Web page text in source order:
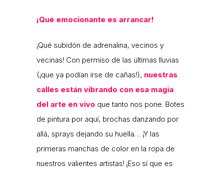
¡Qué emocionante es arrancar!
¡Qué subidón de adrenalina, vecinos y
vecinas! Con permiso de las últimas lluvias
(¡que ya podían irse de cañas!), nuestras
calles están vibrando con esa magia
del arte en vivo que tanto nos pone. Botes
de pintura por aquí, brochas danzando por
allá, sprays dejando su huella… ¡Y las
primeras manchas de color en la ropa de
nuestros valientes artistas! ¡Eso sí que es